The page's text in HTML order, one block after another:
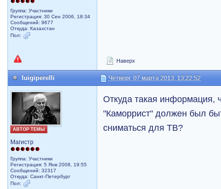
Группа: Участники
Регистрация: 30 Сен 2006, 18:34
Сообщений: 9677
Откуда: Казахстан
Пол:
Наверх
luigiperelli Четверг, 07 марта 2013, 13:22:52
АВТОР ТЕМЫ
Магистр
Группа: Участники
Регистрация: 5 Янв 2008, 19:55
Сообщений: 32317
Откуда: Санкт-Петербург
Пол:
Откуда такая информация,
"Каморрист" должен был
сниматься для ТВ?